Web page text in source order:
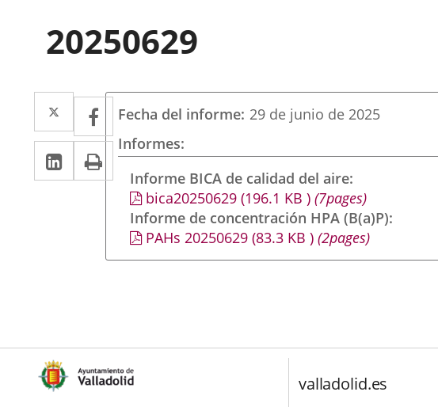
20250629
Twitter
Enlace
a
una
aplicación
externa.
Facebook
Enlace
a
una
aplicación
externa.
LinkedIn
Enlace
a
aplicación
externa.
Imprimir
Fecha del informe 29 de junio de 2025
Informes
Informe BICA de calidad del aire
bica20250629(196.1 KB )(7pages)
Informe de concentración HPA (B(a)P)
PAHs 20250629(83.3 KB )(2pages)
valladolid.es